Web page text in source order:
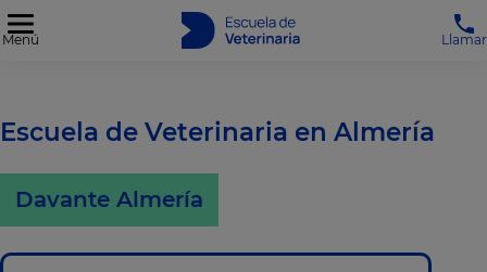
Menú Llamar
Escuela de Veterinaria en Almería
Davante Almería